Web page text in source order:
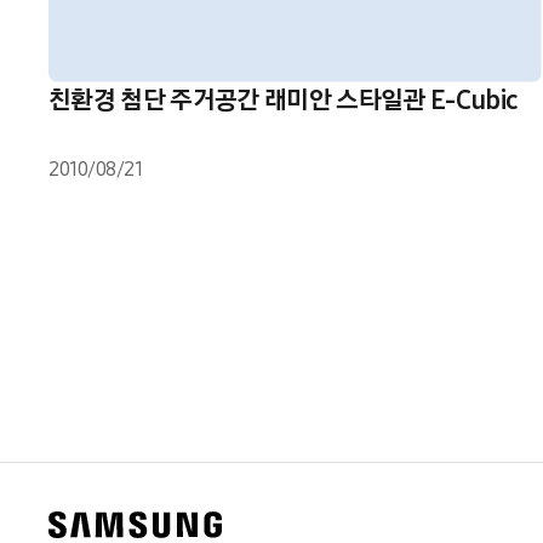
친환경 첨단 주거공간 래미안 스타일관 E-Cubic
2010/08/21